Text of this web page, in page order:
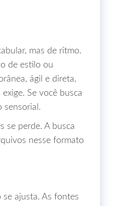
mas de ritmo.
de estilo ou
ágil e direta,
Se você busca
sensorial.
se perde. A busca
nesse formato
se ajusta. As fontes